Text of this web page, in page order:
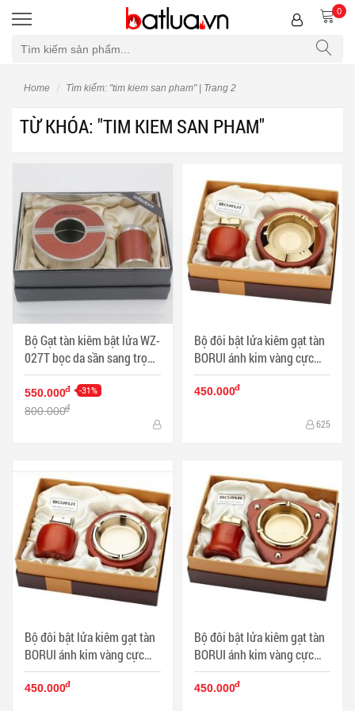
0
Home Tìm kiếm: "tim kiem san pham" | Trang 2
TỪ KHÓA: "TIM KIEM SAN PHAM"
Bộ lọc
Bộ Gạt tàn kiêm bật lửa WZ-
027T bọc da sần sang trọng
- Mã SP: BL09688
550.000đ -31%
800.000đ
Bộ đôi bật lửa kiêm gạt tàn
BORUI ánh kim vàng cực
đẹp BR-06T MS77 010 - Mã
SP: BL00472
450.000đ
625
Bộ đôi bật lửa kiêm gạt tàn
BORUI ánh kim vàng cực
đẹp BR-05T MS77 007 - Mã
SP: BL00476
450.000đ
Bộ đôi bật lửa kiêm gạt tàn
BORUI ánh kim vàng cực
đẹp BR-02T MS77 011 - Mã
SP: BL00471
450.000đ